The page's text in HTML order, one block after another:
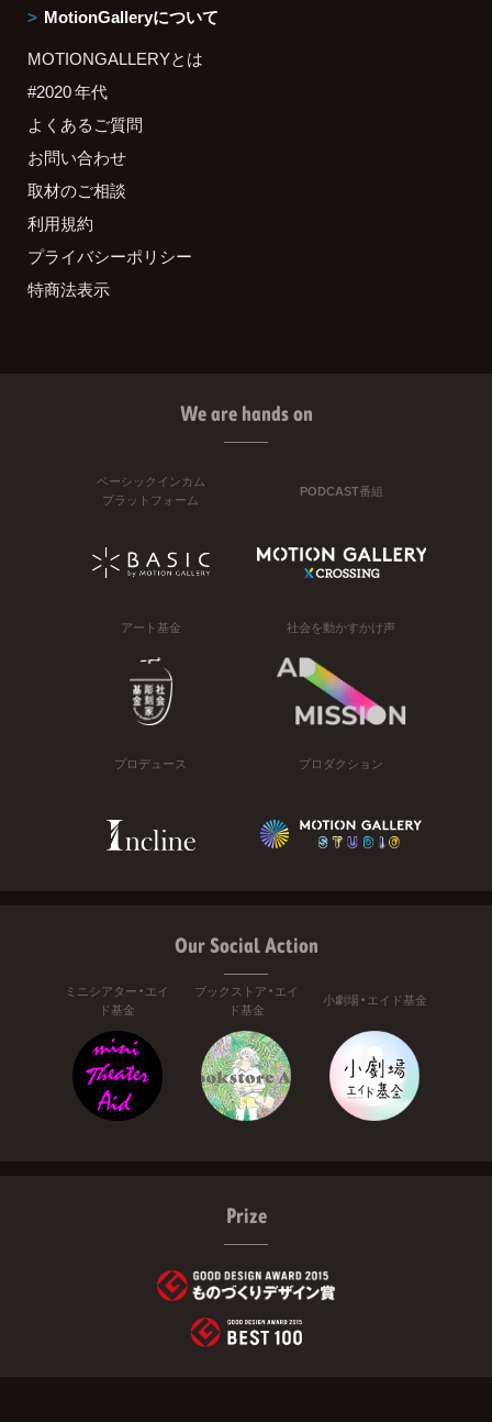
MotionGalleryについて
MOTIONGALLERYとは
#2020 年代
よくあるご質問
お問い合わせ
取材のご相談
利用規約
プライバシーポリシー
特商法表示
We are hands on
ベーシックインカム
プラットフォーム
PODCAST番組
アート基金 社会を動かすかけ声
プロデュース プロダクション
Our Social Action
ミニシアター・エイ
ド基金
ブックストア・エイ
ド基金
小劇場・エイド基金
Prize